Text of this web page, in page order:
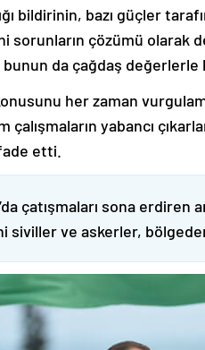
bildirinin, bazı güçler
sorunların çözümü olarak
bunun da çağdaş değerlerle
her zaman
çalışmaların yabancı
etti.
çatışmaları sona erdiren
siviller ve askerler,